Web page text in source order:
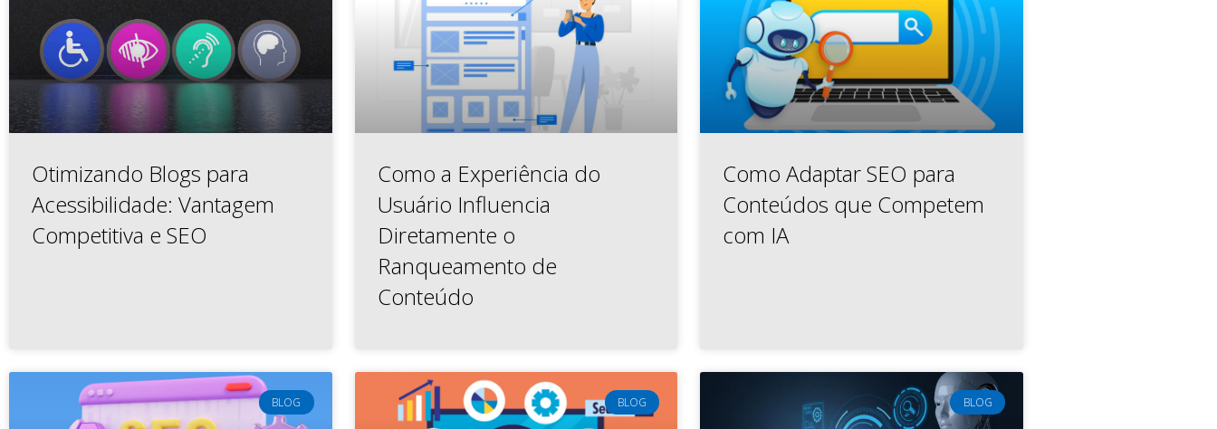
Otimizando Blogs para
Acessibilidade: Vantagem
Competitiva e SEO
Como a Experiência do
Usuário Influencia
Diretamente o
Ranqueamento de
Conteúdo
Como Adaptar SEO para
Conteúdos que Competem
com IA
BLOG BLOG BLOG